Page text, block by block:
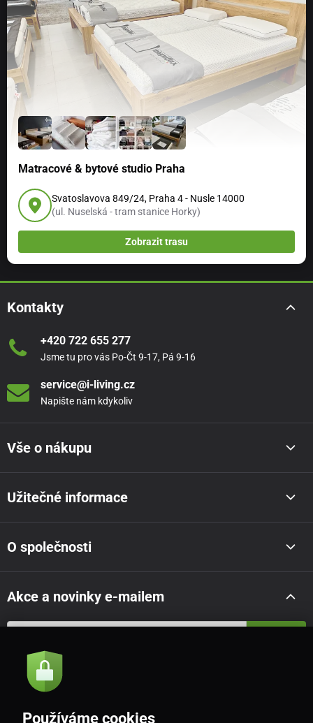
Matracové & bytové studio Praha
Svatoslavova 849/24, Praha 4 - Nusle 14000
(ul. Nuselská - tram stanice Horky)
Zobrazit trasu
Kontakty
+420 722 655 277
Jsme tu pro vás Po-Čt 9-17, Pá 9-16
service@i-living.cz
Napište nám kdykoliv
Vše o nákupu
Užitečné informace
O společnosti
Akce a novinky e-mailem
Souhlasím se
Používáme cookies